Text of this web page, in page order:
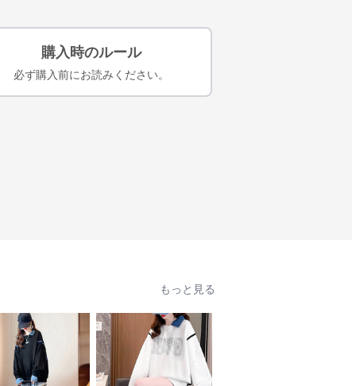
購入時のルール
必ず購入前にお読みください。
もっと見る